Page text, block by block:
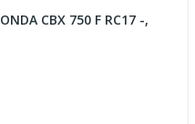
CBX 750 F RC17 -,